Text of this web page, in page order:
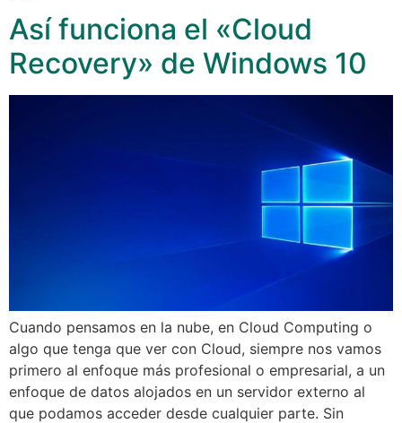
Así funciona el «Cloud
Recovery» de Windows 10
Cuando pensamos en la nube, en Cloud Computing o
algo que tenga que ver con Cloud, siempre nos vamos
primero al enfoque más profesional o empresarial, a un
enfoque de datos alojados en un servidor externo al
que podamos acceder desde cualquier parte. Sin